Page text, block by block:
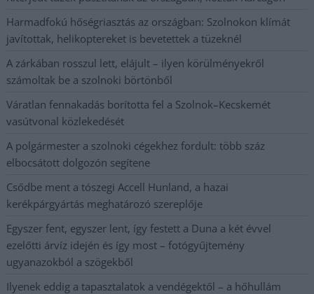
Harmadfokú hőségriasztás az országban: Szolnokon klímát
javítottak, helikoptereket is bevetettek a tüzeknél
A zárkában rosszul lett, elájult – ilyen körülményekről
számoltak be a szolnoki börtönből
Váratlan fennakadás borította fel a Szolnok–Kecskemét
vasútvonal közlekedését
A polgármester a szolnoki cégekhez fordult: több száz
elbocsátott dolgozón segítene
Csődbe ment a tószegi Accell Hunland, a hazai
kerékpárgyártás meghatározó szereplője
Egyszer fent, egyszer lent, így festett a Duna a két évvel
ezelőtti árvíz idején és így most – fotógyűjtemény
ugyanazokból a szögekből
Ilyenek eddig a tapasztalatok a vendégektől – a hőhullám